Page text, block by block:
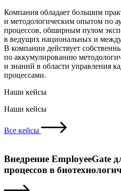
Компания обладает большим
и методологическим опытом по
процессов, обширным пулом
в ведущих национальных и
В компании действует
по аккумулированию
и знаний в области управления
процессами.
Наши кейсы
Наши кейсы
Все кейсы
Внедрение EmployeeGate
процессов в